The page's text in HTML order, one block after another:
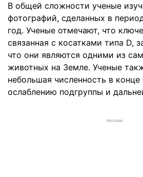
В общей сложности ученые
фотографий, сделанных в
год. Ученые отмечают, что
связанная с косатками типа D,
что они являются одними из
животных на Земле. Ученые
небольшая численность в
ослаблению подгруппы и
РЕКЛАМА